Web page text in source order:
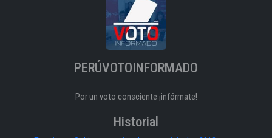
PERÚVOTOINFORMADO
Por un voto consciente ¡infórmate!
Historial